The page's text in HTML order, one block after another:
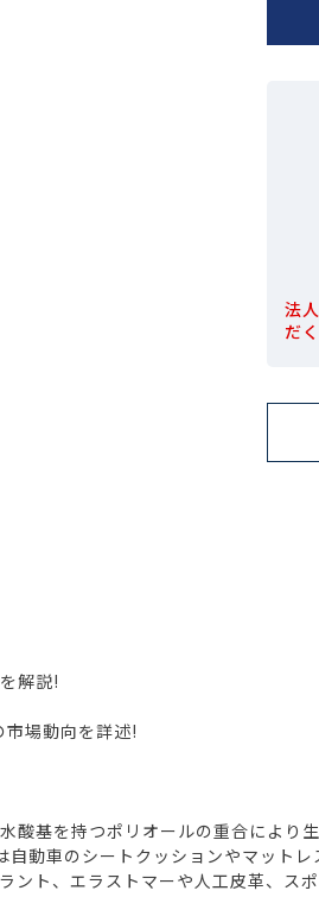
法
だ
解説!
場動向を詳述!
基を持つポリオールの重合により
動車のシートクッションやマット
ト、エラストマーや人工皮革、ス